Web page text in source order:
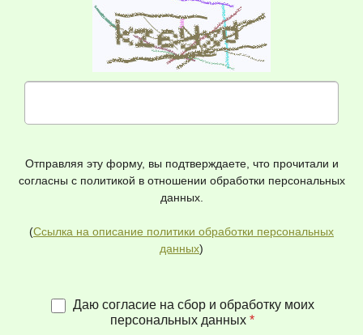
Отправляя эту форму, вы подтверждаете, что прочитали и
согласны с политикой в отношении обработки персональных
данных.
(Ссылка на описание политики обработки персональных
данных)
Даю согласие на сбор и обработку моих
персональных данных *